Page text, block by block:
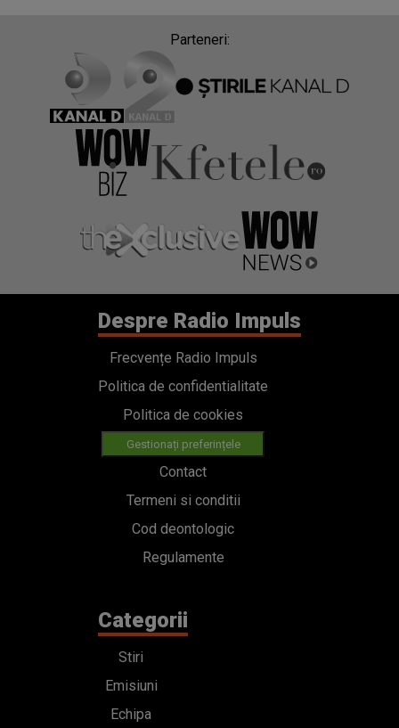
Parteneri:
Despre Radio Impuls
Frecvențe Radio Impuls
Politica de confidentialitate
Politica de cookies
Gestionați preferințele
Contact
Termeni si conditii
Cod deontologic
Regulamente
Categorii
Stiri
Emisiuni
Echipa